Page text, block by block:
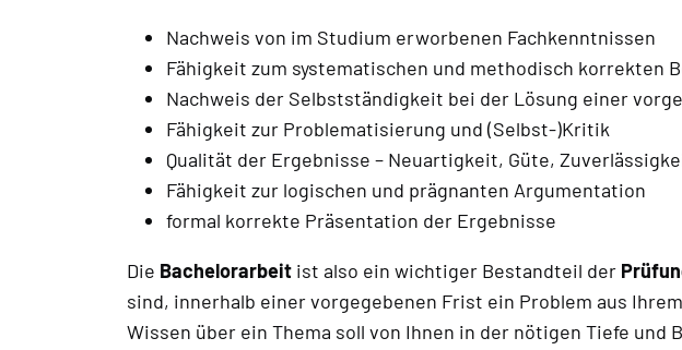
Nachweis von im Studium erworbenen Fachkenntnissen
Fähigkeit zum systematischen und methodisch korrekten
Nachweis der Selbstständigkeit bei der Lösung einer
Fähigkeit zur Problematisierung und (Selbst-)Kritik
Qualität der Ergebnisse – Neuartigkeit, Güte,
Fähigkeit zur logischen und prägnanten Argumentation
formal korrekte Präsentation der Ergebnisse
Die Bachelorarbeitist also ein wichtiger Bestandteil der
sind, innerhalb einer vorgegebenen Frist ein Problem aus
Wissen über ein Thema soll von Ihnen in der nötigen Tiefe